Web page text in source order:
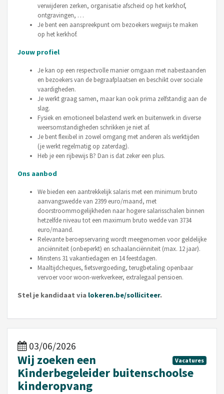
verwijderen zerken, organisatie afscheid op het kerkhof,
ontgravingen, …
Je bent een aanspreekpunt om bezoekers wegwijs te maken
op het kerkhof.
Jouw profiel
Je kan op een respectvolle manier omgaan met nabestaanden
en bezoekers van de begraafplaatsen en beschikt over sociale
vaardigheden.
Je werkt graag samen, maar kan ook prima zelfstandig aan de
slag.
Fysiek en emotioneel belastend werk en buitenwerk in diverse
weersomstandigheden schrikken je niet af.
Je bent flexibel in zowel omgang met anderen als werktijden
(je werkt regelmatig op zaterdag).
Heb je een rijbewijs B? Dan is dat zeker een plus.
Ons aanbod
We bieden een aantrekkelijk salaris met een minimum bruto
aanvangswedde van 2399 euro/maand, met
doorstroommogelijkheden naar hogere salarisschalen binnen
hetzelfde niveau tot een maximum bruto wedde van 3734
euro/maand.
Relevante beroepservaring wordt meegenomen voor geldelijke
anciënniteit (onbeperkt) en schaalanciënniteit (max. 12 jaar).
Minstens 31 vakantiedagen en 14 feestdagen.
Maaltijdcheques, fietsvergoeding, terugbetaling openbaar
vervoer voor woon-werkverkeer, extralegaal pensioen.
Stel je kandidaat via lokeren.be/solliciteer.
03/06/2026
Vacatures
Wij zoeken een
Kinderbegeleider buitenschoolse
kinderopvang